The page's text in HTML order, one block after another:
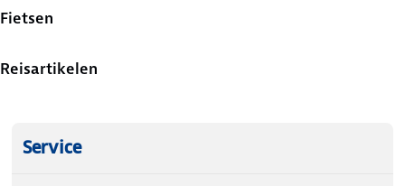
Fietsen
Reisartikelen
Service